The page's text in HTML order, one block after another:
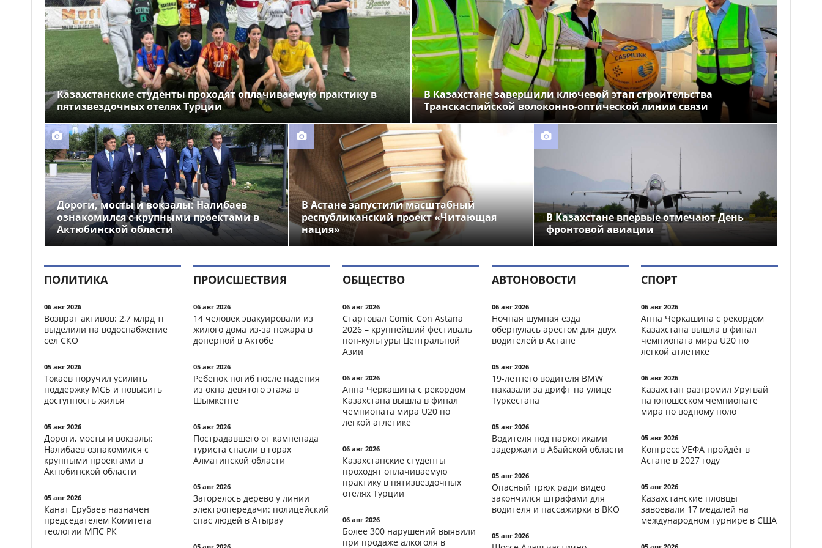
16:37
Незаконные кредиты
почти на 2 млрд тг: 21
участника ОПГ осудили в
Казахстане
Казахстанские студенты проходят оплачиваемую практику в
пятизвездочных отелях Турции
В Казахстане завершили ключевой этап строительства
Транскаспийской волоконно-оптической линии связи
Дороги, мосты и вокзалы: Налибаев
ознакомился с крупными проектами в
Актюбинской области
В Астане запустили масштабный
республиканский проект «Читающая
нация»
В Казахстане впервые отмечают День
фронтовой авиации
ПОЛИТИКА
06 авг 2026
Возврат активов: 2,7 млрд тг
выделили на водоснабжение
сёл СКО
05 авг 2026
Токаев поручил усилить
поддержку МСБ и повысить
доступность жилья
05 авг 2026
Дороги, мосты и вокзалы:
Налибаев ознакомился с
крупными проектами в
Актюбинской области
05 авг 2026
Канат Ерубаев назначен
председателем Комитета
геологии МПС РК
ПРОИСШЕСТВИЯ
06 авг 2026
14 человек эвакуировали из
жилого дома из-за пожара в
донерной в Актобе
05 авг 2026
Ребёнок погиб после падения
из окна девятого этажа в
Шымкенте
05 авг 2026
Пострадавшего от камнепада
туриста спасли в горах
Алматинской области
05 авг 2026
Загорелось дерево у линии
электропередачи: полицейский
спас людей в Атырау
ОБЩЕСТВО
06 авг 2026
Стартовал Comic Con Astana
2026 – крупнейший фестиваль
поп-культуры Центральной
Азии
06 авг 2026
Анна Черкашина с рекордом
Казахстана вышла в финал
чемпионата мира U20 по
лёгкой атлетике
06 авг 2026
Казахстанские студенты
проходят оплачиваемую
практику в пятизвездочных
отелях Турции
06 авг 2026
Более 300 нарушений выявили
при продаже алкоголя в
АВТОНОВОСТИ
06 авг 2026
Ночная шумная езда
обернулась арестом для двух
водителей в Астане
05 авг 2026
19-летнего водителя BMW
наказали за дрифт на улице
Туркестана
05 авг 2026
Водителя под наркотиками
задержали в Абайской области
05 авг 2026
Опасный трюк ради видео
закончился штрафами для
водителя и пассажирки в ВКО
05 авг 2026
СПОРТ
06 авг 2026
Анна Черкашина с рекордом
Казахстана вышла в финал
чемпионата мира U20 по
лёгкой атлетике
06 авг 2026
Казахстан разгромил Уругвай
на юношеском чемпионате
мира по водному поло
05 авг 2026
Конгресс УЕФА пройдёт в
Астане в 2027 году
05 авг 2026
Казахстанские пловцы
завоевали 17 медалей на
международном турнире в США